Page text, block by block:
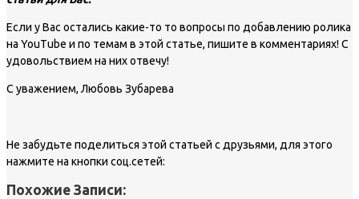
Если у Вас остались какие-то то вопросы по добавлению ролика
на YouTube и по темам в этой статье, пишите в комментариях! С
удовольствием на них отвечу!
С уважением, Любовь Зубарева
Не забудьте поделиться этой статьей с друзьями, для этого
нажмите на кнопки соц.сетей:
Похожие Записи: